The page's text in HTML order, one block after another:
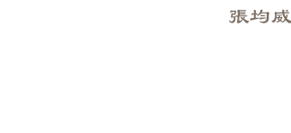
張均威